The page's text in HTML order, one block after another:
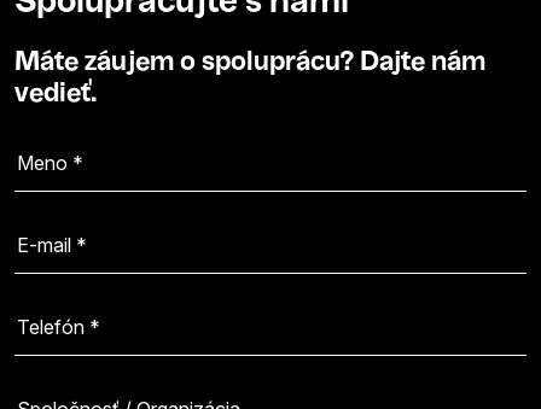
Máte záujem o spoluprácu? Dajte nám
vedieť.